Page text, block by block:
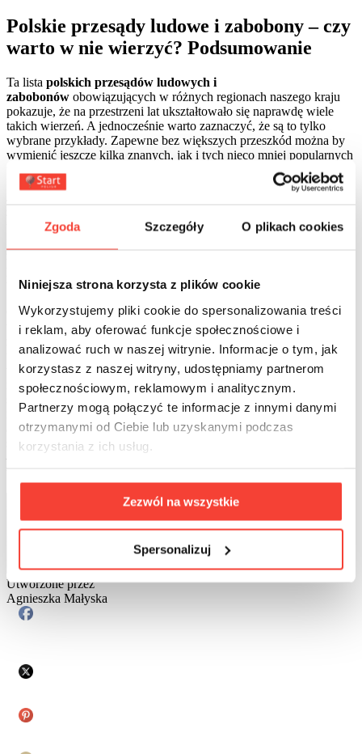
Zgoda Szczegóły O plikach cookies
Niniejsza strona korzysta z plików cookie
Wykorzystujemy pliki cookie do spersonalizowania treści
i reklam, aby oferować funkcje społecznościowe i
analizować ruch w naszej witrynie. Informacje o tym, jak
korzystasz z naszej witryny, udostępniamy partnerom
społecznościowym, reklamowym i analitycznym.
Partnerzy mogą połączyć te informacje z innymi danymi
otrzymanymi od Ciebie lub uzyskanymi podczas
korzystania z ich usług.
Zezwól na wszystkie
Spersonalizuj
Polskie przesądy ludowe i zabobony – czy
warto w nie wierzyć? Podsumowanie
Ta lista polskich przesądów ludowych i
zabobonów obowiązujących w różnych regionach naszego kraju
pokazuje, że na przestrzeni lat ukształtowało się naprawdę wiele
takich wierzeń. A jednocześnie warto zaznaczyć, że są to tylko
wybrane przykłady. Zapewne bez większych przeszkód można by
wymienić jeszcze kilka znanych, jak i tych nieco mniej popularnych
to, jakiej odpowiedzi udzielisz na zadane wcześniej pytania, raczej
warto wiedzieć.
Czy takie wierzenia w ogóle są nam potrzebne? Ludzie mają
tendencję do korzystania z mechanizmów ułatwiających im
zrozumienie otaczającej ich rzeczywistości. W związku z tym dla
ułatwienia kierują się stereotypami, czy też opisanymi
wcześniejprzesądami i zabobonami. To dla nich korzystne
rozwiązanie, dające poczucie bezpieczeństwa, pozwalające
sprawować kontrolę nad sytuacją oraz minimalizujące lęk przed
nieznanym. Warto więc z rozsądkiem podejść do tego tematu,
przesądybędą mogły niekiedy rozweselić nasze życie. Oddając
się ślepo takiemu myśleniu, bardziej się sobie zaszkodzi, niż pomoże
– lepiej wziąć los we własne ręce i być w pełni odpowiedzialnym za
Utworzone przez
Agnieszka Małyska